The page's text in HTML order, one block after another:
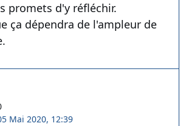
promets d'y réfléchir.
ça dépendra de l'ampleur de
Mai 2020, 12:39